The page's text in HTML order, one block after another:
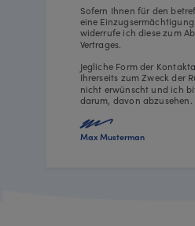
Sofern Ihnen für den
eine
widerrufe ich diese zum
Vertrages.
Jegliche Form der
Ihrerseits zum Zweck der
nicht erwünscht und ich
darum, davon abzusehen.
Max Musterman